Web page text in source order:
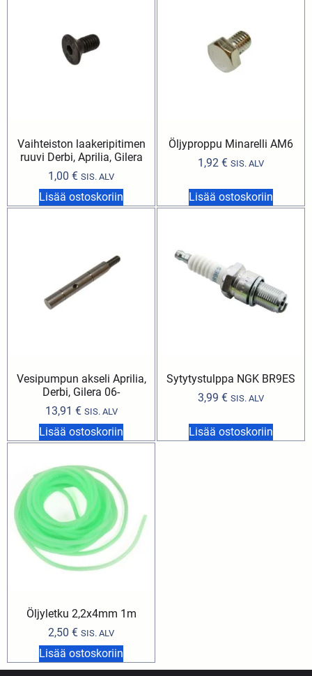
Vaihteiston laakeripitimen
ruuvi Derbi, Aprilia, Gilera
1,00 € SIS. ALV
Lisää ostoskoriin
Öljyproppu Minarelli AM6
1,92 € SIS. ALV
Lisää ostoskoriin
Vesipumpun akseli Aprilia,
Derbi, Gilera 06-
13,91 € SIS. ALV
Lisää ostoskoriin
Sytytystulppa NGK BR9ES
3,99 € SIS. ALV
Lisää ostoskoriin
Öljyletku 2,2x4mm 1m
2,50 € SIS. ALV
Lisää ostoskoriin